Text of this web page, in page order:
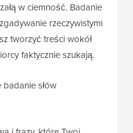
w ciemność. Badanie
rzeczywistymi
tworzyć treści wokół
faktycznie szukają.
słów